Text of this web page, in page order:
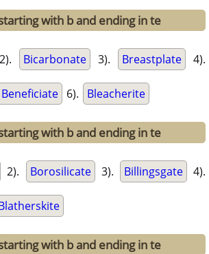
with b and ending in te
2). Bicarbonate 3). Breastplate 4).
Beneficiate 6). Bleacherite
with b and ending in te
2). Borosilicate 3). Billingsgate 4).
with b and ending in te